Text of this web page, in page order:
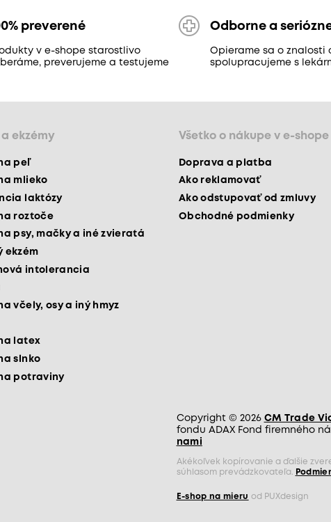
preverené
v e-shope starostlivo
preverujeme a testujeme
Odborne a
Opierame sa o znalosti
spolupracujeme s
ekzémy
peľ
mlieko
laktózy
roztoče
psy, mačky a iné zvieratá
ekzém
intolerancia
včely, osy a iný hmyz
latex
slnko
potraviny
Všetko o nákupe v e-shope
Doprava a platba
Ako reklamovať
Ako odstupovať od zmluvy
Obchodné podmienky
Copyright © 2026 CM Trade
fondu ADAX Fond firemného
nami
Akékoľvek kopírovanie a ďalšie
súhlasom prevádzkovateľa.
E-shop na mieru od PUXdesign